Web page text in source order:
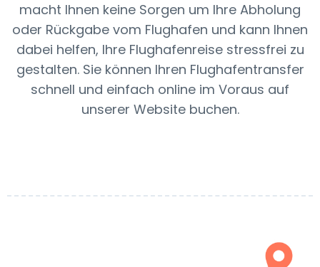
macht Ihnen keine Sorgen um Ihre Abholung
oder Rückgabe vom Flughafen und kann Ihnen
dabei helfen, Ihre Flughafenreise stressfrei zu
gestalten. Sie können Ihren Flughafentransfer
schnell und einfach online im Voraus auf
unserer Website buchen.